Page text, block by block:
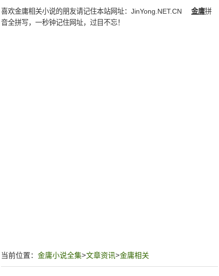
喜欢金庸相关小说的朋友请记住本站网址： JinYong.NET.CN 金庸拼
音全拼写，一秒钟记住网址，过目不忘！
当前位置： 金庸小说全集>文章资讯>金庸相关